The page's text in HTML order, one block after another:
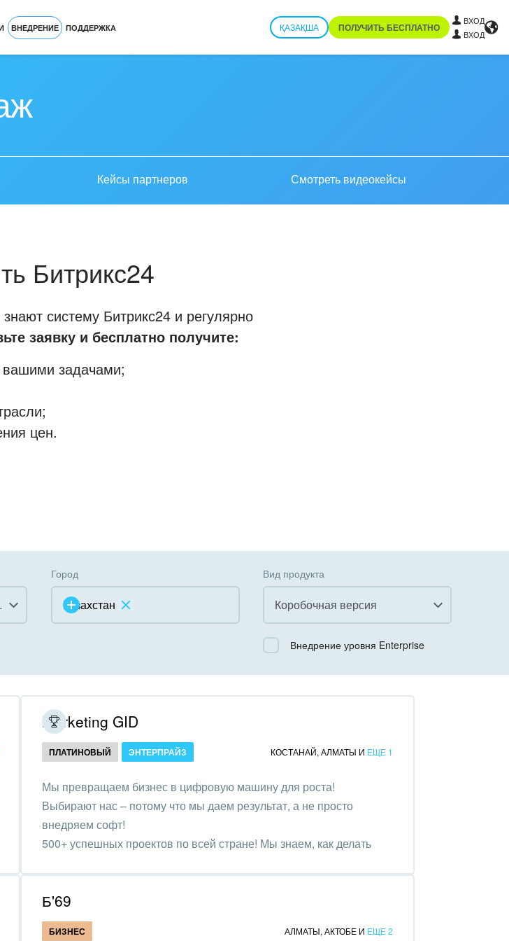
ВНЕДРЕНИЕ ПОДДЕРЖКА ҚАЗАҚША ПОЛУЧИТЬ БЕСПЛАТНО
ВХОД
ВХОД
Кейсы партнеров Смотреть видеокейсы
Битрикс24
систему Битрикс24 и регулярно
заявку и бесплатно получите:
вашими задачами;
цен.
Город
Казахстан
Вид продукта
Коробочная версия
Все
Коробочная версия
Внедрение уровня Enterprise
Marketing GID
ПЛАТИНОВЫЙ ЭНТЕРПРАЙЗ КОСТАНАЙ, АЛМАТЫ И ЕЩЕ 1
Мы превращаем бизнес в цифровую машину для роста!
Выбирают нас – потому что мы даем результат, а не просто
внедряем софт!
500+ успешных проектов по всей стране! Мы знаем, как делать
Б'69
БИЗНЕС АЛМАТЫ, АКТОБЕ И ЕЩЕ 2